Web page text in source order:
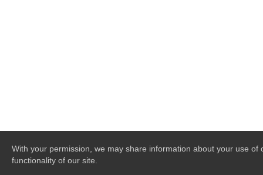
With your permission, we may share information about your use of
functionality of our site.